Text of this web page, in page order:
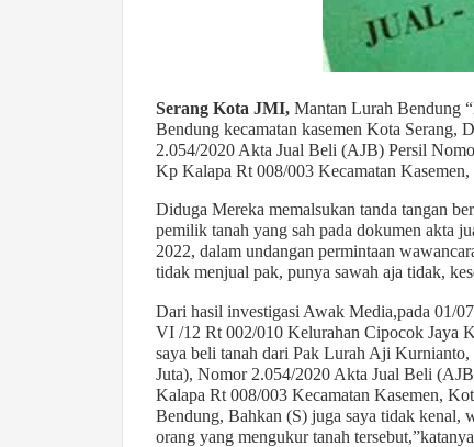
Serang Kota JMI, Mantan Lurah Bendung
Bendung kecamatan kasemen Kota Serang,
2.054/2020 Akta Jual Beli (AJB) Persil
Kp Kalapa Rt 008/003 Kecamatan
Diduga Mereka memalsukan tanda tangan
pemilik tanah yang sah pada dokumen akta
2022, dalam undangan permintaan
tidak menjual pak, punya sawah aja tidak,
Dari hasil investigasi Awak Media,pada 01/
VI /12 Rt 002/010 Kelurahan Cipocok Jaya
saya beli tanah dari Pak Lurah Aji
Juta), Nomor 2.054/2020 Akta Jual Beli
Kalapa Rt 008/003 Kecamatan Kasemen,
Bendung, Bahkan (S) juga saya tidak kenal,
orang yang mengukur tanah